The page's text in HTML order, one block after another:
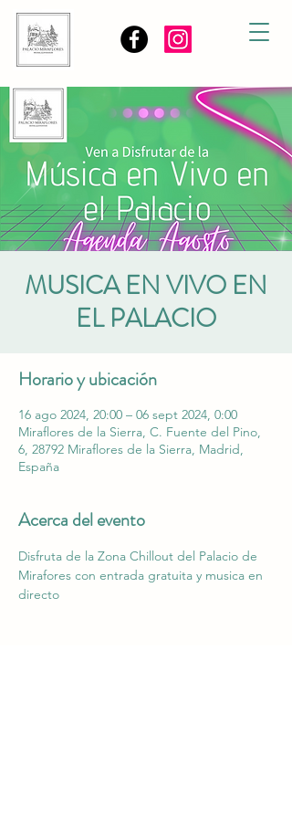
MUSICA EN VIVO EN
EL PALACIO
Horario y ubicación
16 ago 2024, 20:00 – 06 sept 2024, 0:00
Miraflores de la Sierra, C. Fuente del Pino,
6, 28792 Miraflores de la Sierra, Madrid,
España
Acerca del evento
Disfruta de la Zona Chillout del Palacio de
Mirafores con entrada gratuita y musica en
directo